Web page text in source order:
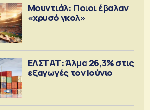
Μουντιάλ: Ποιοι έβαλαν
«χρυσό γκολ»
ΕΛΣΤΑΤ: Άλμα 26,3% στις
εξαγωγές τον Ιούνιο